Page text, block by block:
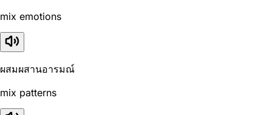
mix emotions
ผสมผสานอารมณ์
mix patterns